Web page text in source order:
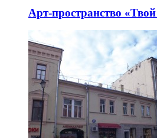
Арт-пространство «Твой